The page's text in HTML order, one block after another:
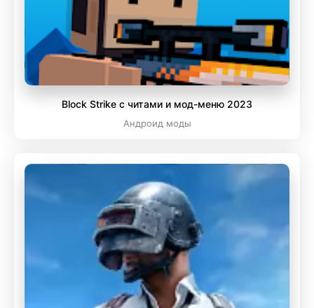
Block Strike с читами и мод-меню 2023
Андроид моды